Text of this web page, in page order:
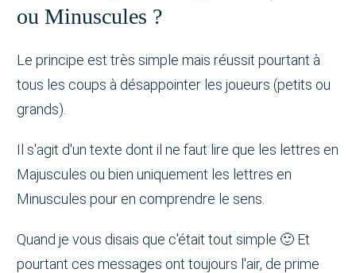
ou Minuscules ?
Le principe est très simple mais réussit pourtant à
tous les coups à désappointer les joueurs (petits ou
grands).
Il s'agit d'un texte dont il ne faut lire que les lettres en
Majuscules ou bien uniquement les lettres en
Minuscules pour en comprendre le sens.
Quand je vous disais que c'était tout simple 🙂 Et
pourtant ces messages ont toujours l'air, de prime